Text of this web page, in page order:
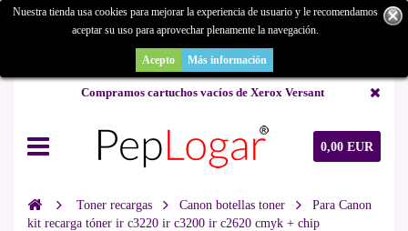
¿Buscas un repuesto de copiadora o buscas una de ocasión y no la
encuentras? Consúltanos.
Compramos cartuchos vacíos de Xerox Versant
0,00 EUR
Nuestra tienda usa cookies para mejorar la experiencia de usuario y le recomendamos
aceptar su uso para aprovechar plenamente la navegación.
Acepto Más información
Toner recargas Canon botellas toner
Para Canon
kit recarga tóner ir c3220 ir c3200 ir c2620 cmyk + chip